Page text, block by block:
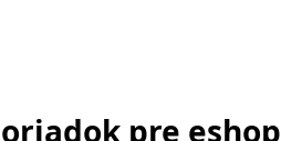
pre eshop